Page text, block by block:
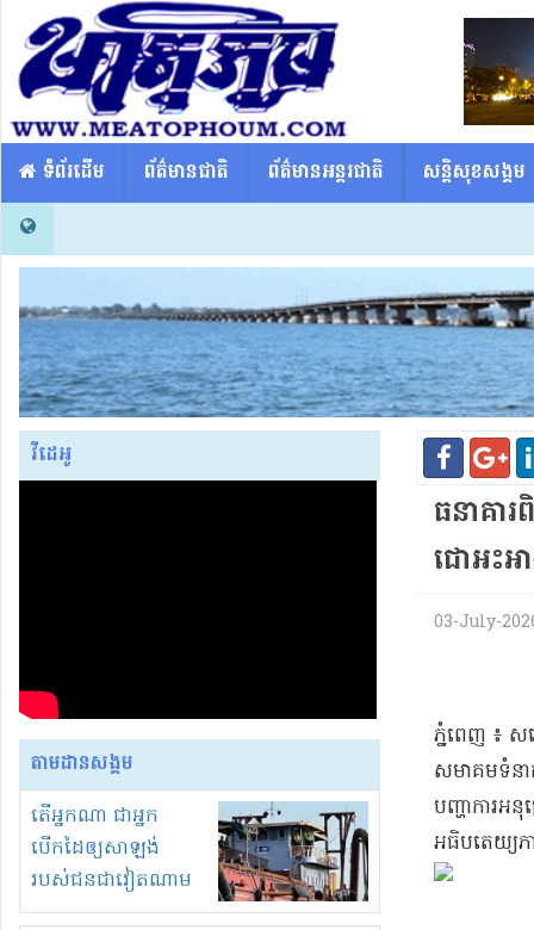
​​ ទំព័រដើម ព័ត៌មានជាតិ ព័ត៌មានអន្តរជាតិ សន្តិសុខសង្គម
វីដេអូ
តាមដានសង្គម
តើអ្នកណា ជាអ្នក
បើកដៃឲ្យសាឡង់
របស់ជនជាវៀតណាម
ចូល មកខុស
ធនាគារ
ជោ​អះអ
03-July-
ភ្នំពេញ ៖ ស
សមាគម​ទំន
បញ្ហា​ការអ
អធិបតេយ្យភ